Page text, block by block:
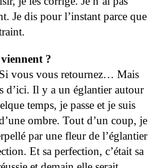
Je dis pour l’instant parce que
?
vous vous retournez… Mais
d’ici. Il y a un églantier autour
temps, je passe et je suis
ombre. Tout d’un coup, je
par une fleur de l’églantier
Et sa perfection, c’était sa